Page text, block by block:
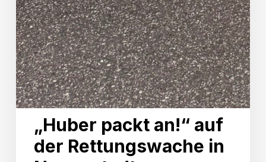
„Huber packt an!“ auf
der Rettungswache in